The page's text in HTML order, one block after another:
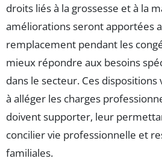
droits liés à la grossesse et à la
améliorations seront apportées
remplacement pendant les
mieux répondre aux besoins
dans le secteur. Ces
à alléger les charges
doivent supporter, leur
concilier vie professionnelle et
familiales.